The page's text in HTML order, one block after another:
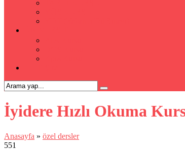
İyidere Hızlı Okuma
Anasayfa » özel dersler
551